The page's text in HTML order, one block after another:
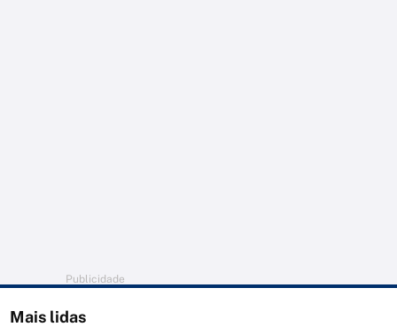
Publicidade
Mais lidas